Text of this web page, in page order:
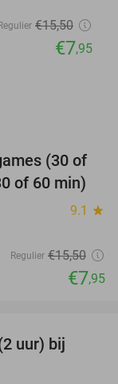
€15,50
€7,95
49%
(30 of
of 60 min)
9.1 star
Regulier €15,50
€7,95
uur) bij